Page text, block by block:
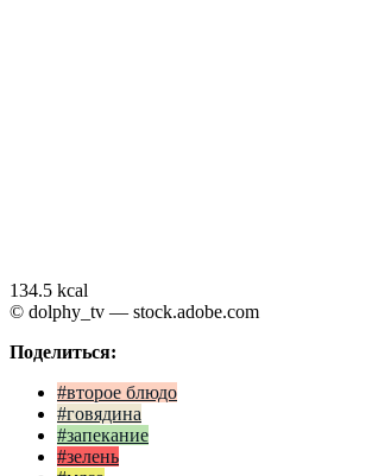
134.5 kcal
© dolphy_tv — stock.adobe.com
Поделиться:
#второе блюдо
#говядина
#запекание
#зелень